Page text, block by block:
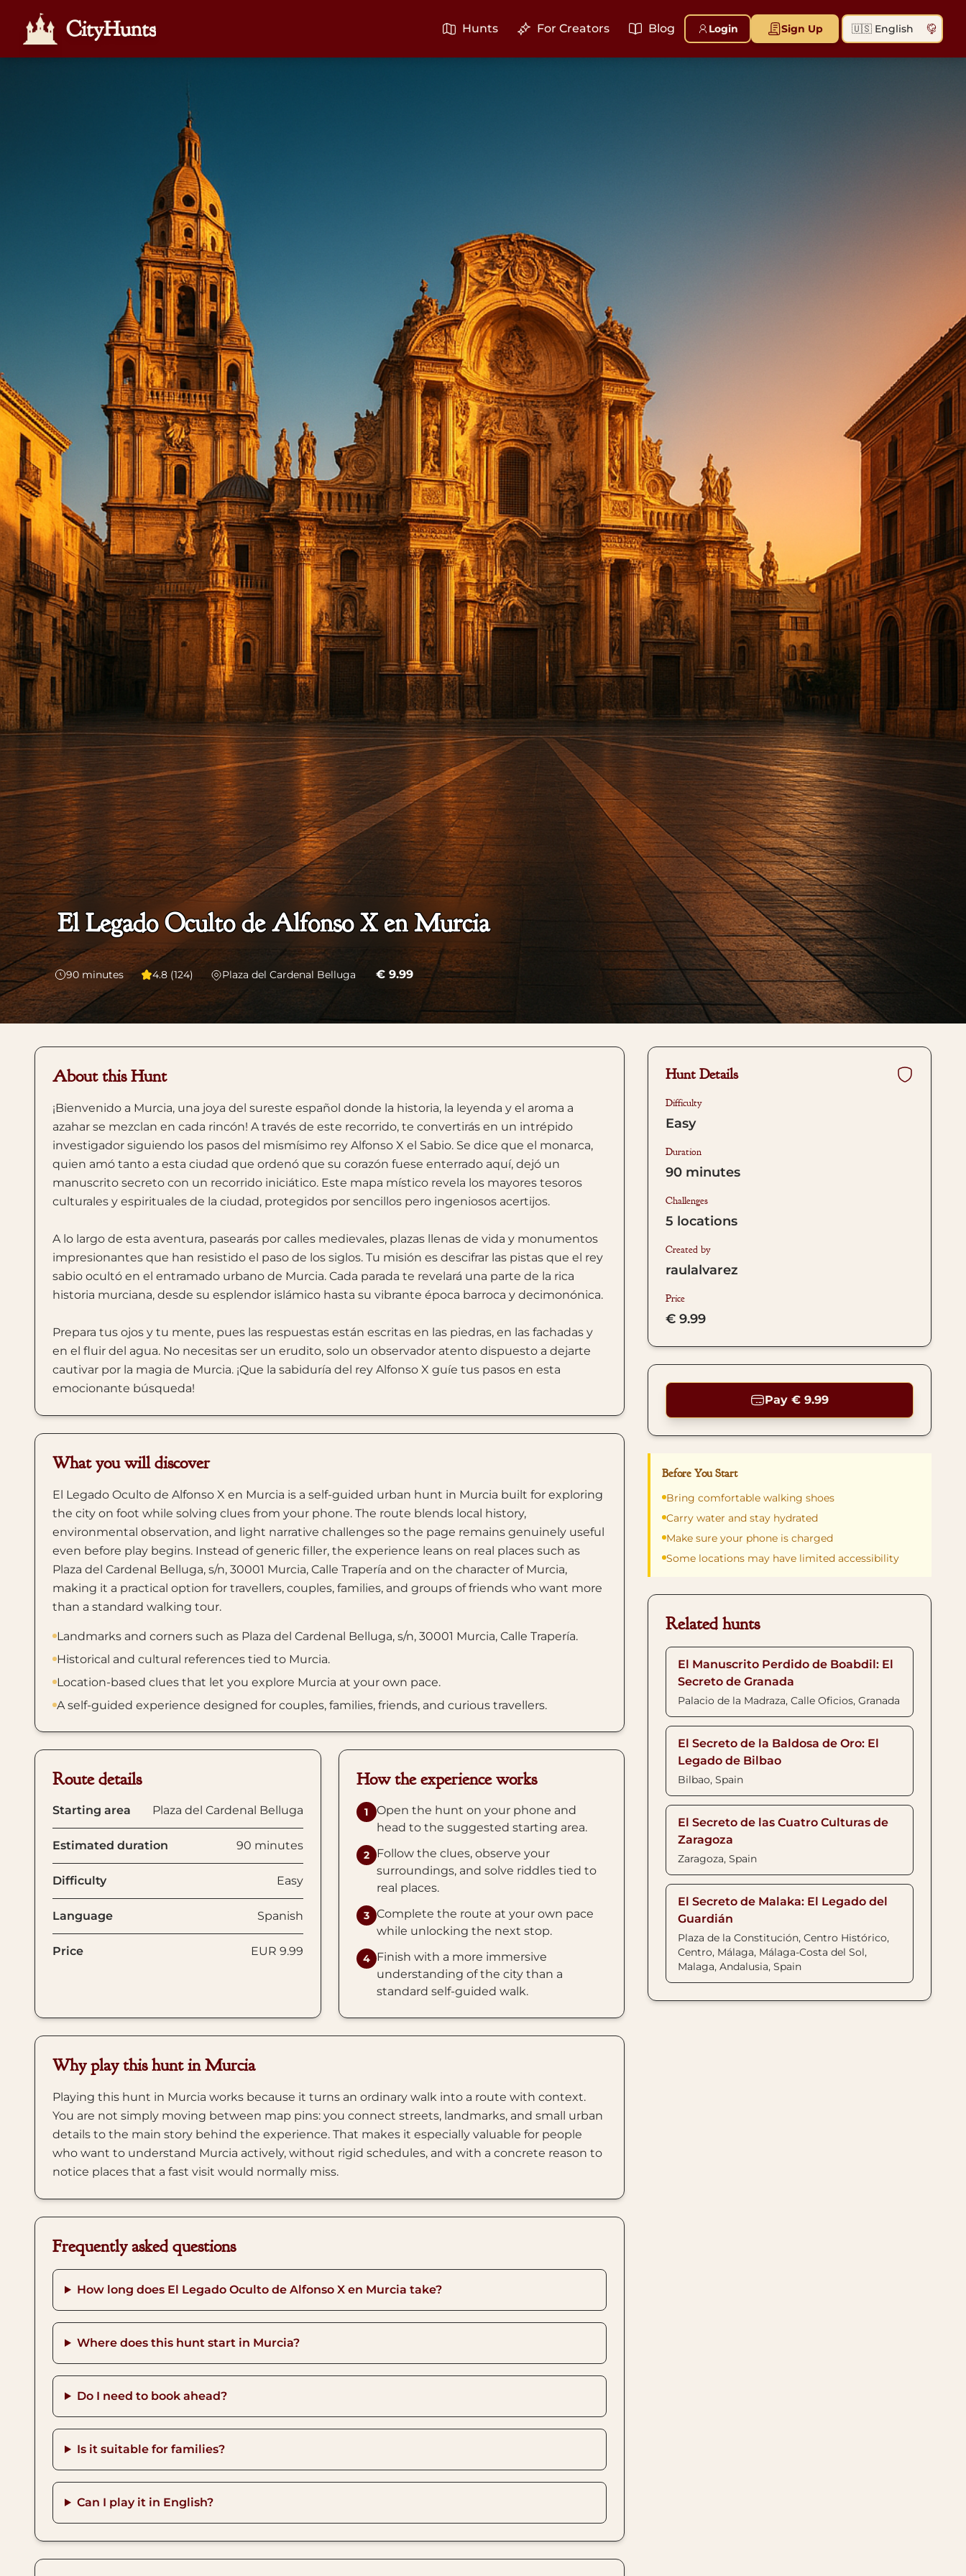
CityHunts Hunts For Creators Blog Login Sign Up
El Legado Oculto de Alfonso X en Murcia
90 minutes 4.8 (124) Plaza del Cardenal Belluga € 9.99
About this Hunt
¡Bienvenido a Murcia, una joya del sureste español donde la historia, la leyenda y el aroma a
azahar se mezclan en cada rincón! A través de este recorrido, te convertirás en un intrépido
investigador siguiendo los pasos del mismísimo rey Alfonso X el Sabio. Se dice que el monarca,
quien amó tanto a esta ciudad que ordenó que su corazón fuese enterrado aquí, dejó un
manuscrito secreto con un recorrido iniciático. Este mapa místico revela los mayores tesoros
culturales y espirituales de la ciudad, protegidos por sencillos pero ingeniosos acertijos.
A lo largo de esta aventura, pasearás por calles medievales, plazas llenas de vida y monumentos
impresionantes que han resistido el paso de los siglos. Tu misión es descifrar las pistas que el rey
sabio ocultó en el entramado urbano de Murcia. Cada parada te revelará una parte de la rica
historia murciana, desde su esplendor islámico hasta su vibrante época barroca y decimonónica.
Prepara tus ojos y tu mente, pues las respuestas están escritas en las piedras, en las fachadas y
en el fluir del agua. No necesitas ser un erudito, solo un observador atento dispuesto a dejarte
cautivar por la magia de Murcia. ¡Que la sabiduría del rey Alfonso X guíe tus pasos en esta
emocionante búsqueda!
What you will discover
El Legado Oculto de Alfonso X en Murcia is a self-guided urban hunt in Murcia built for exploring
the city on foot while solving clues from your phone. The route blends local history,
environmental observation, and light narrative challenges so the page remains genuinely useful
even before play begins. Instead of generic filler, the experience leans on real places such as
Plaza del Cardenal Belluga, s/n, 30001 Murcia, Calle Trapería and on the character of Murcia,
making it a practical option for travellers, couples, families, and groups of friends who want more
than a standard walking tour.
Landmarks and corners such as Plaza del Cardenal Belluga, s/n, 30001 Murcia, Calle Trapería.
Historical and cultural references tied to Murcia.
Location-based clues that let you explore Murcia at your own pace.
A self-guided experience designed for couples, families, friends, and curious travellers.
Route details
Starting area Plaza del Cardenal Belluga
Estimated duration 90 minutes
Difficulty Easy
Language Spanish
Price EUR 9.99
How the experience works
1
Open the hunt on your phone and
head to the suggested starting area.
2 Follow the clues, observe your
surroundings, and solve riddles tied to
real places.
3 Complete the route at your own pace
while unlocking the next stop.
4 Finish with a more immersive
understanding of the city than a
standard self-guided walk.
Why play this hunt in Murcia
Playing this hunt in Murcia works because it turns an ordinary walk into a route with context.
You are not simply moving between map pins: you connect streets, landmarks, and small urban
details to the main story behind the experience. That makes it especially valuable for people
who want to understand Murcia actively, without rigid schedules, and with a concrete reason to
notice places that a fast visit would normally miss.
Frequently asked questions
How long does El Legado Oculto de Alfonso X en Murcia take?
Where does this hunt start in Murcia?
Do I need to book ahead?
Is it suitable for families?
Can I play it in English?
Hunt Details
Difficulty
Easy
Duration
90 minutes
Challenges
5 locations
Created by
raulalvarez
Price
€ 9.99
Pay € 9.99
Before You Start
Bring comfortable walking shoes
Carry water and stay hydrated
Make sure your phone is charged
Some locations may have limited accessibility
Related hunts
El Manuscrito Perdido de Boabdil: El
Secreto de Granada
Palacio de la Madraza, Calle Oficios, Granada
El Secreto de la Baldosa de Oro: El
Legado de Bilbao
Bilbao, Spain
El Secreto de las Cuatro Culturas de
Zaragoza
Zaragoza, Spain
El Secreto de Malaka: El Legado del
Guardián
Plaza de la Constitución, Centro Histórico,
Centro, Málaga, Málaga-Costa del Sol,
Malaga, Andalusia, Spain